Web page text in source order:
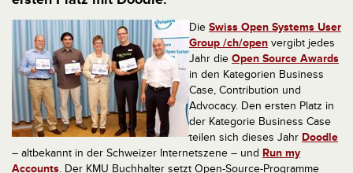
Die Swiss Open Systems User
Group /ch/open vergibt jedes
Jahr die Open Source Awards
in den Kategorien Business
Case, Contribution und
Advocacy. Den ersten Platz in
der Kategorie Business Case
teilen sich dieses Jahr Doodle
– altbekannt in der Schweizer Internetszene – und Run my
Accounts. Der KMU Buchhalter setzt Open-Source-Programme